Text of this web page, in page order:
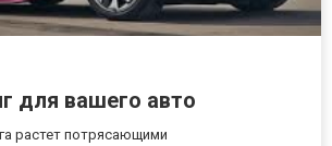
для вашего авто
растет потрясающими